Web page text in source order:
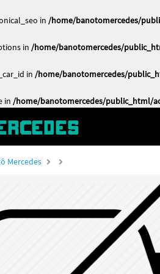
in /home/banotomercedes/
in /home/banotomercedes/
in /home/banotomercedes/
in /home/banotomercedes/public_html/
Mercedes